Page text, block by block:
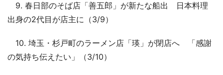
9. 春日部のそば店「善五郎」が新たな船出 日本料理
出身の2代目が店主に（3/9）
10. 埼玉・杉戸町のラーメン店「瑛」が閉店へ 「感謝
の気持ち伝えたい」（3/10）